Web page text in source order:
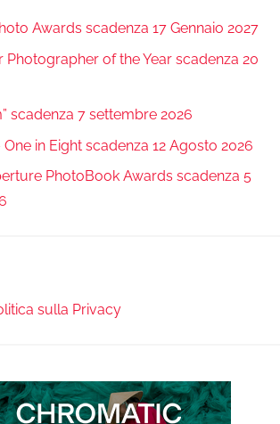
Awards scadenza 17 Gennaio 2027
Photographer of the Year scadenza 20
scadenza 7 settembre 2026
in Eight scadenza 12 Agosto 2026
PhotoBook Awards scadenza 5
sulla Privacy